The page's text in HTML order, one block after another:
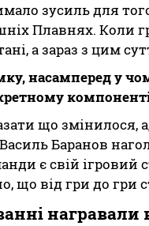
зусиль для
Плавнях. Коли
а зараз з цим
насамперед у
компоненті
що змінилося,
Баранов
є свій
що від гри до
награвали